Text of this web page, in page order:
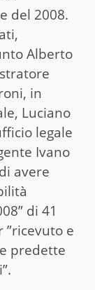
del 2008.
Alberto
in
Luciano
legale
Ivano
avere
di 41
”ricevuto e
predette